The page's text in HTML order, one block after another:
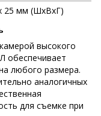
25 мм (ШхВхГ)
высокого
обеспечивает
любого размера.
аналогичных
для съемке при